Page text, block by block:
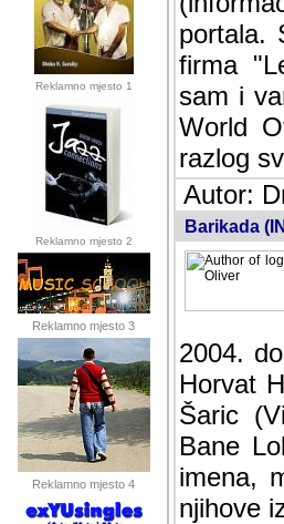
Reklamno mjesto 1
Reklamno mjesto 2
Reklamno mjesto 3
Reklamno mjesto 4
sam da
imala
Music,
ovoga
Autor:
Barikada
2004.
Horvat
Šaric
Bane
imena,
njihove